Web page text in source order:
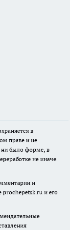
в
праве и не
ни было форме, в
не иначе
и
и его